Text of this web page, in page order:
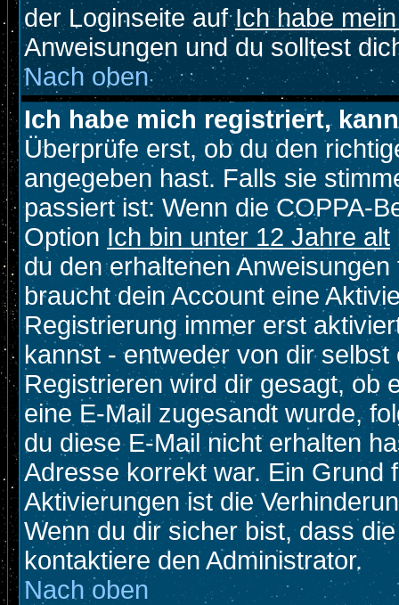
der Loginseite aufIch habe
Anweisungen und du solltest
Nach oben
Ich habe mich registriert,
Überprüfe erst, ob du den
angegeben hast. Falls sie
passiert ist: Wenn die COPPA-
OptionIch bin unter 12 Jahre alt
du den erhaltenen
braucht dein Account eine
Registrierung immer erst
kannst - entweder von dir
Registrieren wird dir gesagt, ob
eine E-Mail zugesandt wurde,
du diese E-Mail nicht erhalten
Adresse korrekt war. Ein Grund
Aktivierungen ist die
Wenn du dir sicher bist, dass
kontaktiere den Administrator.
Nach oben